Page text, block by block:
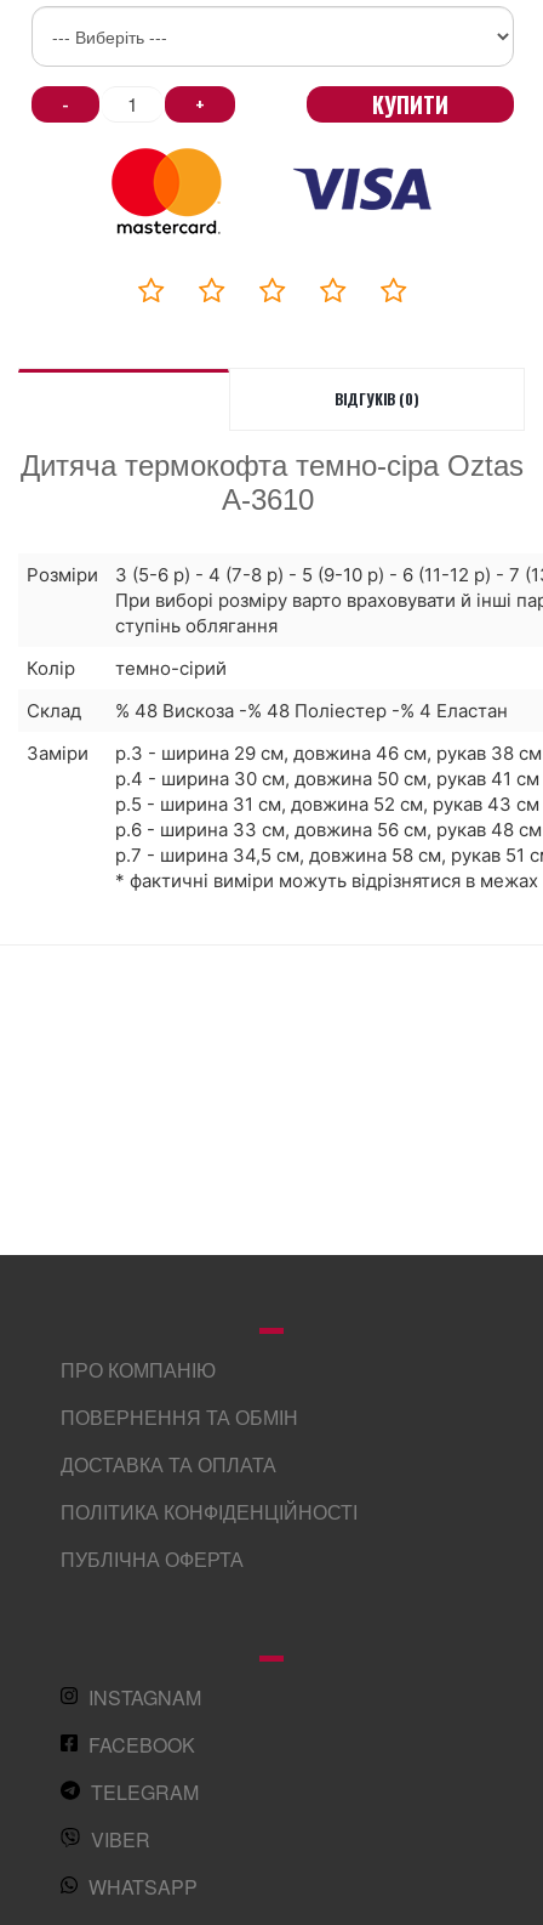
- + КУПИТИ
ВІДГУКІВ (0)
Дитяча термокофта темно-сіра Oztas
A-3610
Розміри
3 (5-6 р) - 4 (7-8 р) - 5 (9-10 р) - 6 (11-12 р) - 7
При виборі розміру варто враховувати й інші
ступінь облягання
Колір
темно-сірий
Склад
% 48 Вискоза -% 48 Поліестер -% 4 Еластан
Заміри
р.3 - ширина 29 см, довжина 46 см, рукав 38 см
р.4 - ширина 30 см, довжина 50 см, рукав 41 см
р.5 - ширина 31 см, довжина 52 см, рукав 43 см
р.6 - ширина 33 см, довжина 56 см, рукав 48 см
р.7 - ширина 34,5 см, довжина 58 см, рукав 51
* фактичні виміри можуть відрізнятися в
ПРО КОМПАНІЮ
ПОВЕРНЕННЯ ТА ОБМІН
ДОСТАВКА ТА ОПЛАТА
ПОЛІТИКА КОНФІДЕНЦІЙНОСТІ
ПУБЛІЧНА ОФЕРТА
INSTAGNAM
FACEBOOK
TELEGRAM
VIBER
WHATSAPP